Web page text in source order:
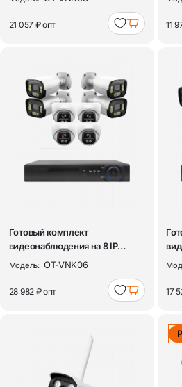
21 057 ₽опт 11
Готовый комплект
видеонаблюдения на 8 IP
камер 3MP Орбита OT...
Модель: OT-VNK06
28 982 ₽опт 17